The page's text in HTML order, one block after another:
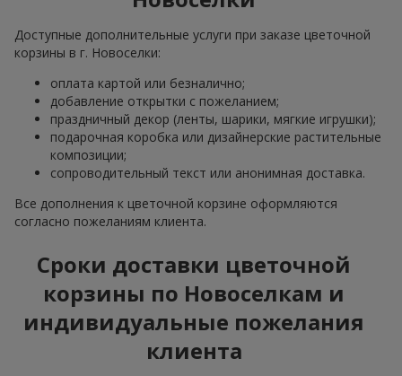
Доступные дополнительные услуги при заказе цветочной
корзины в г. Новоселки:
оплата картой или безналично;
добавление открытки с пожеланием;
праздничный декор (ленты, шарики, мягкие игрушки);
подарочная коробка или дизайнерские растительные
композиции;
сопроводительный текст или анонимная доставка.
Все дополнения к цветочной корзине оформляются
согласно пожеланиям клиента.
Сроки доставки цветочной
корзины по Новоселкам и
индивидуальные пожелания
клиента